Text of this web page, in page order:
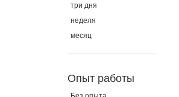
три дня
неделя
месяц
Опыт работы
Без опыта